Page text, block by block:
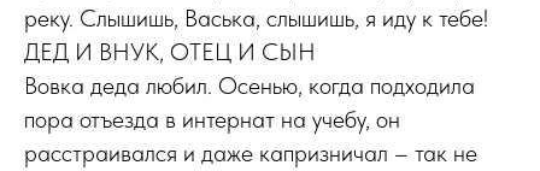
реку. Слышишь, Васька, слышишь, я иду к тебе!
ДЕД И ВНУК, ОТЕЦ И СЫН
Вовка деда любил. Осенью, когда подходила
пора отъезда в интернат на учебу, он
расстраивался и даже капризничал – так не